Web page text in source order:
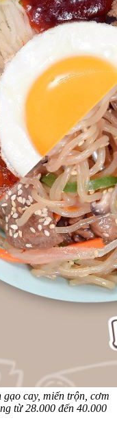
cay, miến trộn, cơm
từ 28.000 đến 40.000